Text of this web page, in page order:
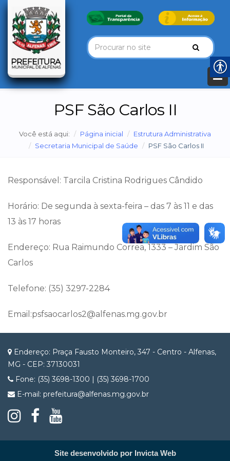
PSF São Carlos II
Você está aqui: Página inicial
Estrutura Administrativa
Secretaria Municipal de Saúde
PSF São Carlos II
Responsável: Tarcila Cristina Rodrigues Cândido
Horário: De segunda à sexta-feira – das 7 às 11 e das
13 às 17 horas
Endereço: Rua Raimundo Correa, 1333 – Jardim São
Carlos
Telefone: (35) 3297-2284
Email:psfsaocarlos2@alfenas.mg.gov.br
Endereço: Praça Fausto Monteiro, 347 - Centro - Alfenas,
MG - CEP: 37130031
Fone: (35) 3698-1300 | (35) 3698-1700
E-mail: prefeitura@alfenas.mg.gov.br
Site desenvolvido por Invicta Web